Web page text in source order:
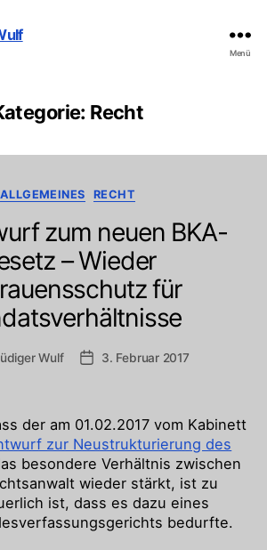
Menü
Recht
Kategorien
ALLGEMEINES RECHT
zum neuen BKA-
– Wieder
für
Wulf Veröffentlichungsdatum
3. Februar 2017
der am 01.02.2017 vom Kabinett
zur Neustrukturierung des
besondere Verhältnis zwischen
wieder stärkt, ist zu
ist, dass es dazu eines
bedurfte.